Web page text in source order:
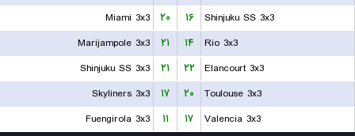
Miami 3x3
۲۰ ۱۶
Shinjuku SS 3x3
Marijampole 3x3
۲۱ ۱۴
Rio 3x3
Shinjuku SS 3x3
۲۱ ۲۲
Elancourt 3x3
Skyliners 3x3
۱۷ ۲۰
Toulouse 3x3
Fuengirola 3x3
۱۱ ۱۷
Valencia 3x3